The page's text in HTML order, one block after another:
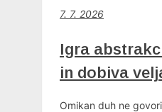
7. 7. 2026
Igra
in dobiva
Omikan duh ne